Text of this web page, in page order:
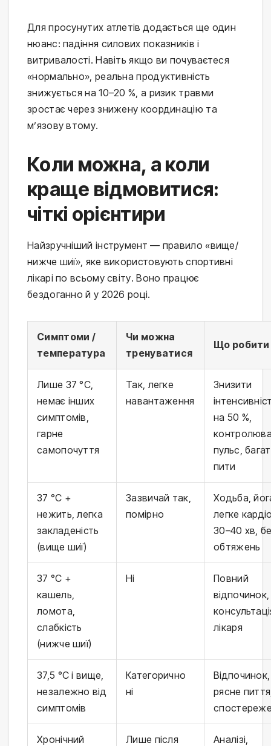
Для просунутих атлетів додається ще один
нюанс: падіння силових показників і
витривалості. Навіть якщо ви почуваєтеся
«нормально», реальна продуктивність
знижується на 10–20 %, а ризик травми
зростає через знижену координацію та
м’язову втому.
Коли можна, а коли
краще відмовитися:
чіткі орієнтири
Найзручніший інструмент — правило «вище/
нижче шиї», яке використовують спортивні
лікарі по всьому світу. Воно працює
бездоганно й у 2026 році.
Симптоми /
температура
Чи можна
тренуватися
Що робити
Лише 37 °C,
немає інших
симптомів,
гарне
самопочуття
Так, легке
навантаження
Знизити
на 50 %,
пульс,
пити
37 °C +
нежить, легка
закладеність
(вище шиї)
Зазвичай так,
помірно
Ходьба,
легке
30–40 хв,
обтяжень
37 °C +
кашель,
ломота,
слабкість
(нижче шиї)
Ні
Повний
відпочинок,
лікаря
37,5 °C і вище,
незалежно від
симптомів
Категорично
ні
Відпочинок,
рясне
Хронічний
Лише після
Аналізі,